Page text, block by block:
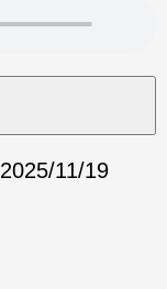
2025/11/19